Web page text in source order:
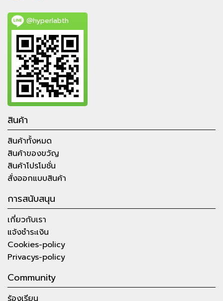
@hyperlabth
สินค้า
สินค้าทั้งหมด
สินค้าของขวัญ
สินค้าโปรโมชั่น
สั่งออกแบบสินค้า
การสนับสนุน
เกี่ยวกับเรา
แจ้งชำระเงิน
Cookies-policy
Privacys-policy
Community
ร้องเรียน